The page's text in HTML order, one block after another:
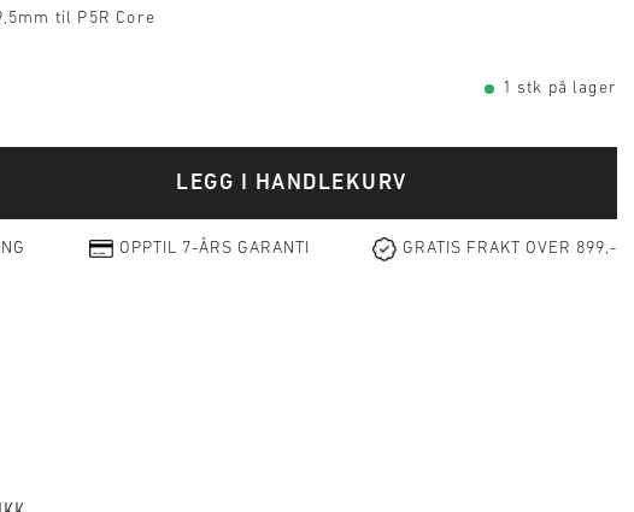
til P5R Core
1 stk på lager
LEGG I HANDLEKURV
OPPTIL 7-ÅRS GARANTI GRATIS FRAKT OVER 899,-